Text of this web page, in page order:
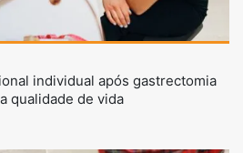
individual após gastrectomia
qualidade de vida